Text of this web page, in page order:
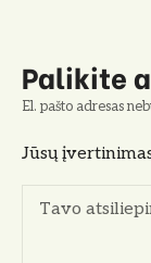
Palikite
El. pašto adresas
Jūsų
Tavo